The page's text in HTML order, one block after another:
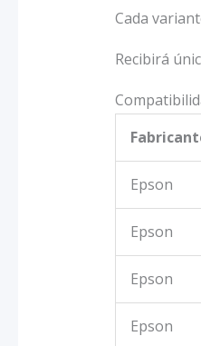
Cada
Recibirá
Epson
Epson
Epson
Epson